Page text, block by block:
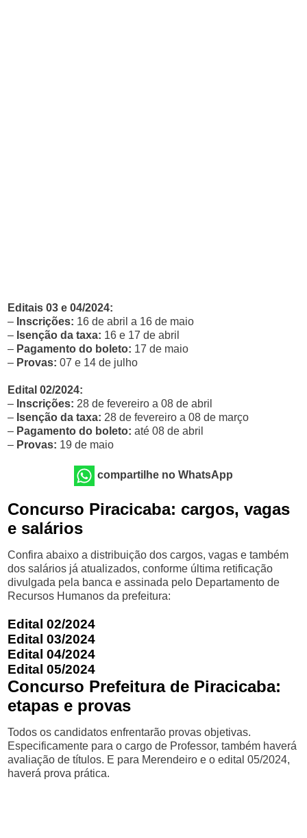
Editais 03 e 04/2024:
– Inscrições: 16 de abril a 16 de maio
– Isenção da taxa: 16 e 17 de abril
– Pagamento do boleto: 17 de maio
– Provas: 07 e 14 de julho
Edital 02/2024:
– Inscrições: 28 de fevereiro a 08 de abril
– Isenção da taxa: 28 de fevereiro a 08 de março
– Pagamento do boleto: até 08 de abril
– Provas: 19 de maio
compartilhe no WhatsApp
Concurso Piracicaba: cargos, vagas
e salários
Confira abaixo a distribuição dos cargos, vagas e também
dos salários já atualizados, conforme última retificação
divulgada pela banca e assinada pelo Departamento de
Recursos Humanos da prefeitura:
Edital 02/2024
Edital 03/2024
Edital 04/2024
Edital 05/2024
Concurso Prefeitura de Piracicaba:
etapas e provas
Todos os candidatos enfrentarão provas objetivas.
Especificamente para o cargo de Professor, também haverá
avaliação de títulos. E para Merendeiro e o edital 05/2024,
haverá prova prática.